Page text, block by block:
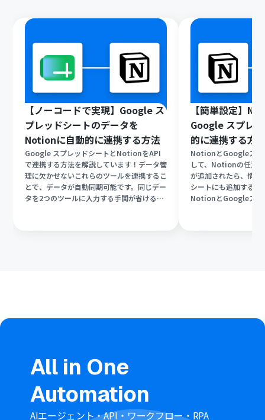
【ノーコードで実現】Google ス
プレッドシートのデータを
Notionに自動的に連携する方法
Google スプレッドシートとNotionをAPI
で連携する方法を解説しています！データ管
理に欠かせないこれらのツールを連携するこ
とで、データが自動同期可能です。同じデー
タを2つのツールに入力する手間が省けるた
【簡単設定】
Google スプレ
的に連携する方
NotionとGoogleスプ
して、Notionの任意
が追加されたら、情
シートにも追加する方
NotionとGoogleスプ
All in One
Automation
AIエージェント・API・ワークフロー・RPA